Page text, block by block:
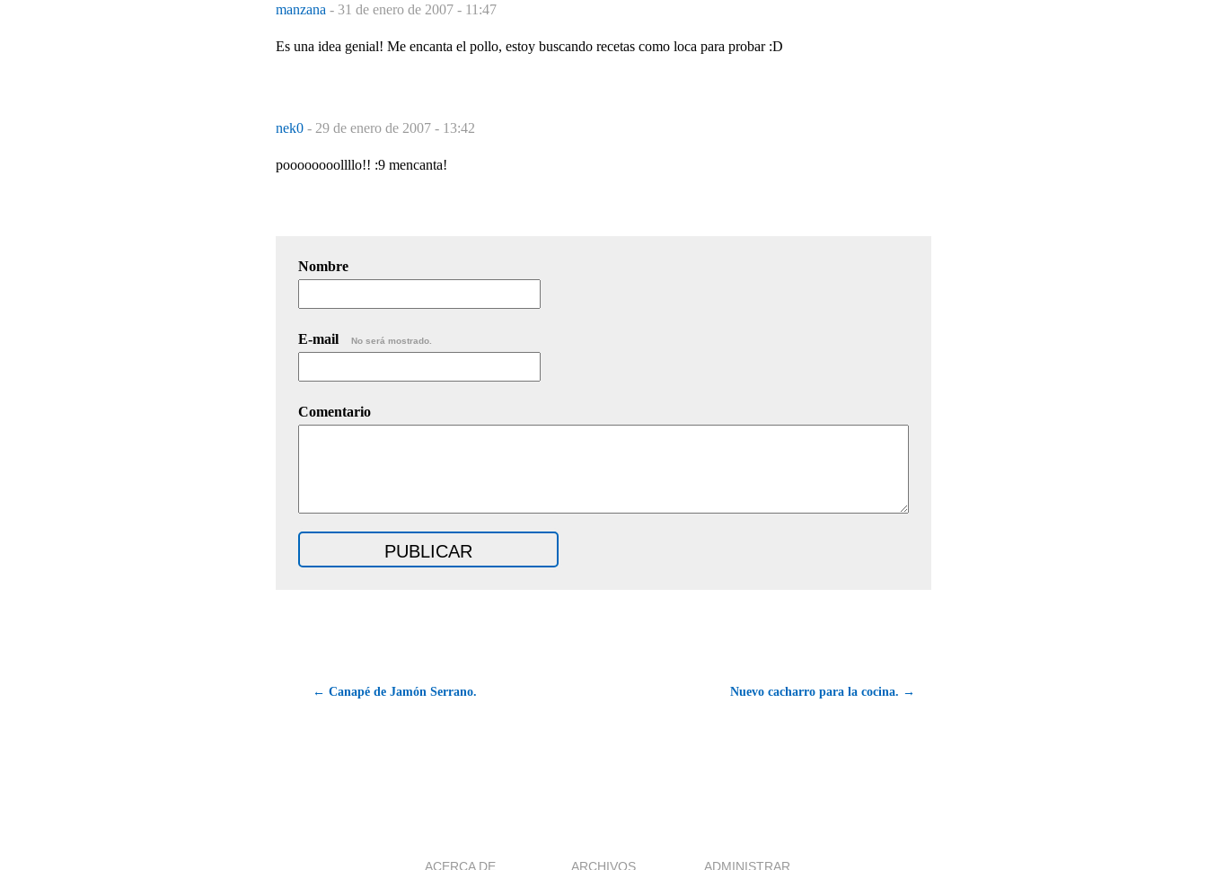
manzana - 31 de enero de 2007 - 11:47
Es una idea genial! Me encanta el pollo, estoy buscando recetas como loca para probar :D
nek0 - 29 de enero de 2007 - 13:42
poooooooollllo!! :9 mencanta!
Nombre
E-mail No será mostrado.
Comentario
← Canapé de Jamón Serrano. Nuevo cacharro para la cocina. →
ACERCA DE ARCHIVOS ADMINISTRAR